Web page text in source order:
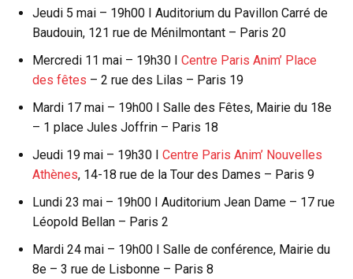
Jeudi 5 mai – 19h00 I Auditorium du Pavillon Carré de
Baudouin, 121 rue de Ménilmontant – Paris 20
Mercredi 11 mai – 19h30 I Centre Paris Anim’ Place
des fêtes – 2 rue des Lilas – Paris 19
Mardi 17 mai – 19h00 I Salle des Fêtes, Mairie du 18e
– 1 place Jules Joffrin – Paris 18
Jeudi 19 mai – 19h30 I Centre Paris Anim’ Nouvelles
Athènes, 14-18 rue de la Tour des Dames – Paris 9
Lundi 23 mai – 19h00 I Auditorium Jean Dame – 17 rue
Léopold Bellan – Paris 2
Mardi 24 mai – 19h00 I Salle de conférence, Mairie du
8e – 3 rue de Lisbonne – Paris 8